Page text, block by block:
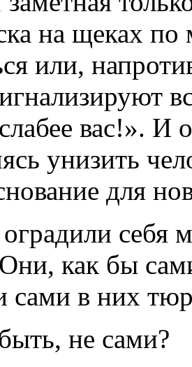
на щеках
или,
вас!». И
унизить
для
себя
как бы
сами в них
не сами?